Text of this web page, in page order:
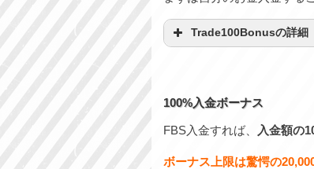
Trade100Bonusの詳細
100%入金ボーナス
FBS入金すれば、 入金額の
ボーナス上限は驚愕の